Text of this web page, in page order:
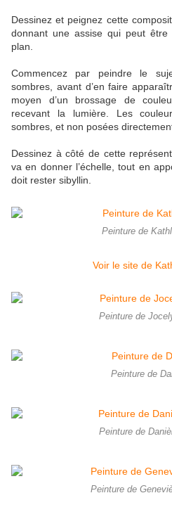
Dessinez et peignez cette
donnant une assise qui peut
plan.
Commencez par peindre le
sombres, avant d’en faire
moyen d’un brossage de
recevant la lumière. Les
sombres, et non posées
Dessinez à côté de cette
va en donner l’échelle, tout en
doit rester sibyllin.
Peinture de
Voir le site de
Peinture de
Peinture de
Peinture de
Peinture de